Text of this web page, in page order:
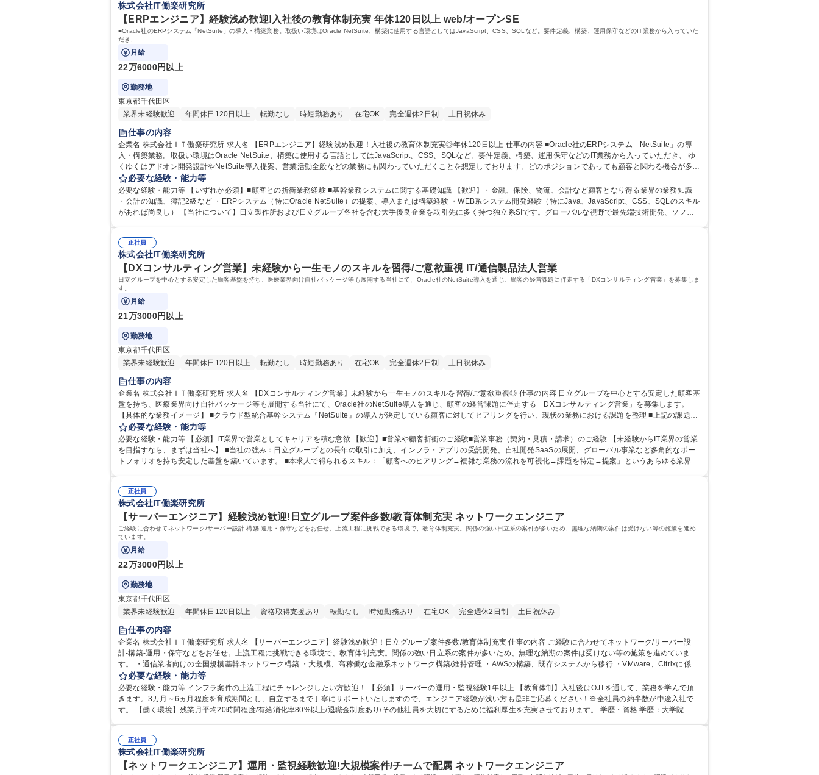
株式会社IT働楽研究所
【ERPエンジニア】経験浅め歓迎!入社後の教育体制充実 年休120日以上 web/オープンSE
■Oracle社のERPシステム「NetSuite」の導入・構築業務。取扱い環境はOracle NetSuite、構築に使用する言語としてはJavaScript、CSS、SQLなど。要件定義、構築、運用保守などのIT業務から入っていた
だき、
月給
22万6000円以上
勤務地
東京都千代田区
業界未経験歓迎
年間休日120日以上 転勤なし 時短勤務あり 在宅OK 完全週休2日制 土日祝休み
仕事の内容
企業名 株式会社ＩＴ働楽研究所 求人名 【ERPエンジニア】経験浅め歓迎！入社後の教育体制充実◎年休120日以上 仕事の内容 ■Oracle社のERPシステム「NetSuite」の導
入・構築業務。取扱い環境はOracle NetSuite、構築に使用する言語としてはJavaScript、CSS、SQLなど。要件定義、構築、運用保守などのIT業務から入っていただき、 ゆ
くゆくはアドオン開発設計やNetSuite導入提案、営業活動全般などの業務にも関わっていただくことを想定しております。どのポジションであっても顧客と関わる機会が多い
ことが特徴で、顧客と折衝をするコミュニケーション力や、顧客の課題を分析し、解決方法をシステムに落とし込んでいく課題解決力が活きる業務です。自身の業務やアイデ
アで顧客の課題を解決している実感を持ちながら取り組むことができます。 募集職種 【ERPエンジニア】経験浅め歓迎！入社後の教育体制充実◎年休120日以上
必要な経験・能力等
必要な経験・能力等 【いずれか必須】■顧客との折衝業務経験 ■基幹業務システムに関する基礎知識 【歓迎】・金融、保険、物流、会計など顧客となり得る業界の業務知識
・会計の知識、簿記2級など ・ERPシステム（特にOracle NetSuite）の提案、導入または構築経験 ・WEB系システム開発経験（特にJava、JavaScript、CSS、SQLのスキル
があれば尚良し） 【当社について】日立製作所および日立グループ各社を含む大手優良企業を取引先に多く持つ独立系SIです。グローバルな視野で最先端技術開発、ソフト
正社員
株式会社IT働楽研究所
【DXコンサルティング営業】未経験から一生モノのスキルを習得/ご意欲重視 IT/通信製品法人営業
日立グループを中心とする安定した顧客基盤を持ち、医療業界向け自社パッケージ等も展開する当社にて、Oracle社のNetSuite導入を通じ、顧客の経営課題に伴走する「DXコンサルティング営業」を募集しま
す。
月給
21万3000円以上
勤務地
東京都千代田区
業界未経験歓迎
年間休日120日以上 転勤なし 時短勤務あり 在宅OK 完全週休2日制 土日祝休み
仕事の内容
企業名 株式会社ＩＴ働楽研究所 求人名 【DXコンサルティング営業】未経験から一生モノのスキルを習得/ご意欲重視◎ 仕事の内容 日立グループを中心とする安定した顧客基
盤を持ち、医療業界向け自社パッケージ等も展開する当社にて、Oracle社のNetSuite導入を通じ、顧客の経営課題に伴走する「DXコンサルティング営業」を募集します。
【具体的な業務イメージ】 ■クラウド型統合基幹システム『NetSuite』の導入が決定している顧客に対してヒアリングを行い、現状の業務における課題を整理 ■上記の課題に
対し、NetSuiteの標準機能で十分なのか、追加機能開発が必要なのかなど、顧客の予算やニーズに合わせて提案を作成 ■システム導入完了までの進捗管理、稼働後の保守対応
や利便性向上に向けた追加提案など継続的にサポート 募集職種 【DXコンサルティング営業】未経験から一生モノのスキルを習得/ご意欲重視◎
必要な経験・能力等
必要な経験・能力等 【必須】IT業界で営業としてキャリアを積む意欲 【歓迎】■営業や顧客折衝のご経験■営業事務（契約・見積・請求）のご経験 【未経験からIT業界の営業
を目指すなら、まずは当社へ】 ■当社の強み：日立グループとの長年の取引に加え、インフラ・アプリの受託開発、自社開発SaaSの展開、グローバル事業など多角的なポー
トフォリオを持ち安定した基盤を築いています。 ■本求人で得られるスキル：「顧客へのヒアリング→複雑な業務の流れを可視化→課題を特定→提案」というあらゆる業界で
正社員
株式会社IT働楽研究所
【サーバーエンジニア】経験浅め歓迎!日立グループ案件多数/教育体制充実 ネットワークエンジニア
ご経験に合わせてネットワーク/サーバー設計-構築-運用・保守などをお任せ。上流工程に挑戦できる環境で、教育体制充実。関係の強い日立系の案件が多いため、無理な納期の案件は受けない等の施策を進め
ています。
月給
22万3000円以上
勤務地
東京都千代田区
業界未経験歓迎
年間休日120日以上 資格取得支援あり 転勤なし 時短勤務あり 在宅OK 完全週休2日制 土日祝休み
仕事の内容
企業名 株式会社ＩＴ働楽研究所 求人名 【サーバーエンジニア】経験浅め歓迎！日立グループ案件多数/教育体制充実 仕事の内容 ご経験に合わせてネットワーク/サーバー設
計-構築-運用・保守などをお任せ。上流工程に挑戦できる環境で、教育体制充実。関係の強い日立系の案件が多いため、無理な納期の案件は受けない等の施策を進めていま
す。 ・通信業者向けの全国規模基幹ネットワーク構築 ・大規模、高稼働な金融系ネットワーク構築/維持管理 ・AWSの構築、既存システムから移行 ・VMware、Citrixに係る
仮想デスクトップ設計構築 ・VDI基盤開発/構築、運用管理基盤開発（JP1） ◎平均残業は20時間/月。お客様先常駐の勤務形態です。 募集職種 【サーバーエンジニア】経験
浅め歓迎！日立グループ案件多数/教育体制充実
必要な経験・能力等
必要な経験・能力等 インフラ案件の上流工程にチャレンジしたい方歓迎！ 【必須】サーバーの運用・監視経験1年以上 【教育体制】入社後はOJTを通して、業務を学んで頂
きます。3カ月～6ヵ月程度を育成期間とし、自立するまで丁寧にサポートいたしますので、エンジニア経験が浅い方も是非ご応募ください！※全社員の約半数が中途入社で
す。 【働く環境】残業月平均20時間程度/有給消化率80%以上/退職金制度あり/その他社員を大切にするために福利厚生を充実させております。 学歴・資格 学歴：大学院 大
正社員
株式会社IT働楽研究所
【ネットワークエンジニア】運用・監視経験歓迎!大規模案件/チームで配属 ネットワークエンジニア